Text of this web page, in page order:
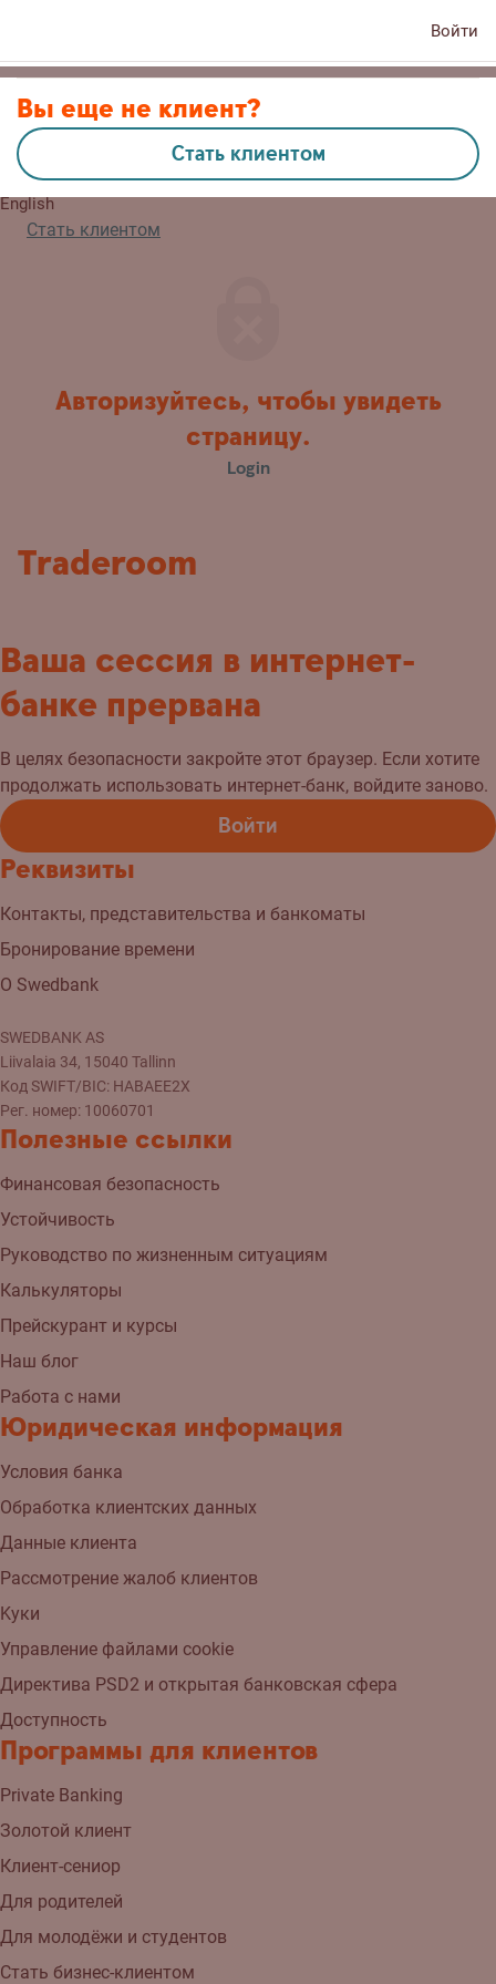
Войти
Eesti
English
Стать клиентом
Вы еще не клиент?
Стать клиентом
Авторизуйтесь, чтобы увидеть
страницу.
Login
Traderoom
Ваша сессия в интернет-
банке прервана
В целях безопасности закройте этот браузер. Если хотите
продолжать использовать интернет-банк, войдите заново.
Войти
Реквизиты
Контакты, представительства и банкоматы
Бронирование времени
О Swedbank
SWEDBANK AS
Liivalaia 34, 15040 Tallinn
Код SWIFT/BIC: HABAEE2X
Рег. номер: 10060701
Полезные ссылки
Финансовая безопасность
Устойчивость
Руководство по жизненным ситуациям
Калькуляторы
Прейскурант и курсы
Наш блог
Работа с нами
Юридическая информация
Условия банка
Обработка клиентских данных
Данные клиента
Рассмотрение жалоб клиентов
Kуки
Управление файлами cookie
Директива PSD2 и открытая банковская сфера
Доступность
Программы для клиентов
Private Banking
Золотой клиент
Клиент-сениор
Для родителей
Для молодёжи и студентов
Стать бизнес-клиентом